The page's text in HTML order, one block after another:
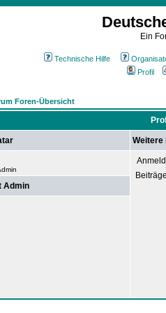
Ein
Technische Hilfe
Profil
Foren-Übersicht
Weitere
Admin